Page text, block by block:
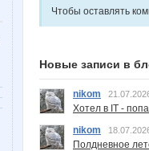
Чтобы оставлять
Новые записи в
nikom
Хотел в IT -
nikom
Полдневное